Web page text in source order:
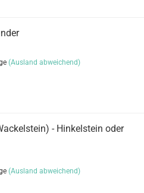
(Ausland abweichend)
- Hinkelstein oder
(Ausland abweichend)